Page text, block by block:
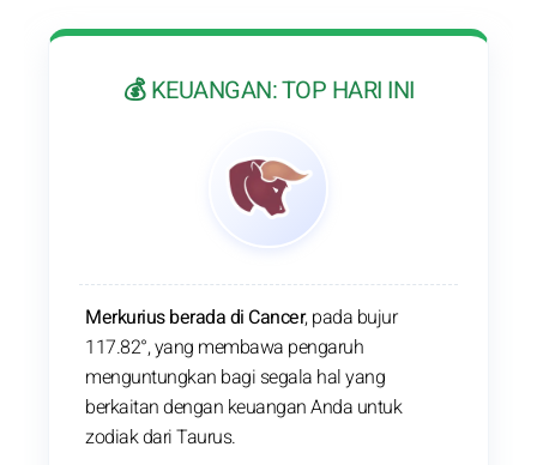
💰 KEUANGAN: TOP HARI INI
Merkurius berada di Cancer, pada bujur
117.82°, yang membawa pengaruh
menguntungkan bagi segala hal yang
berkaitan dengan keuangan Anda untuk
zodiak dari Taurus.